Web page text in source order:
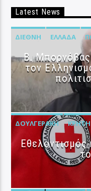
Latest News
ΔΙΕΘΝΉ ΕΛΛΆΔΑ
B. Μπορνόβας
τον
ΔΟΥΛΓΕΡΆΚΗ ΚΡΉΤΗ